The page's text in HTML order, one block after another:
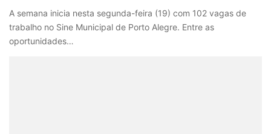
A semana inicia nesta segunda-feira (19) com 102 vagas de
trabalho no Sine Municipal de Porto Alegre. Entre as
oportunidades…